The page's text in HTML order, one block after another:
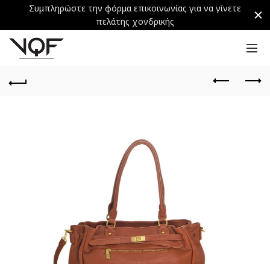
Συμπληρώστε την φόρμα επικοινωνίας για να γίνετε
πελάτης χονδρικής